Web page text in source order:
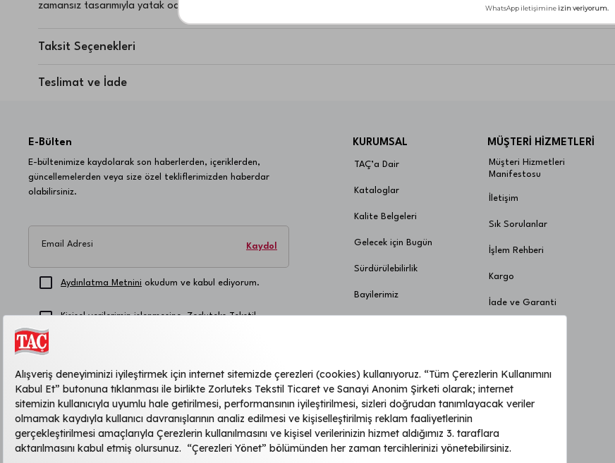
zamansız tasarımıyla yatak odasındahuzurlu bir atmosfer yaratır. Sürdürülebilir bambu nevresim takımı arayanlar için
ifadesidir. Her detayında doğanın dinginliğini taşıyan bu takım, modern yaşamın içinde
Malzeme:
Yıkama & Bakım Bilgileri:
Kuru temizleme yapılamaz
Sererek kurutma yapılabilir
Taksit Seçenekleri
Teslimat ve İade
E-Bülten
E-bültenimize kaydolarak son haberlerden, içeriklerden,
güncellemelerden veya size özel tekliflerimizden haberdar
olabilirsiniz.
Email Adresi Kaydol
Aydınlatma Metnini okudum ve kabul ediyorum.
Kişisel verilerimin işlenmesine, Zorluteks Tekstil
kullanılmasına, saklanmasına ve yurtdışı ve/veya
yurtiçi hizmet sağlayıcı üçüncü kişilerle paylaşılmasına
açık rıza veriyorum .
KURUMSAL
TAÇ’a Dair
Kataloglar
Kalite Belgeleri
Gelecek için Bugün
Sürdürülebilirlik
Bayilerimiz
MÜŞTERİ HİZMETLERİ
Müşteri Hizmetleri
Manifestosu
İletişim
Sık Sorulanlar
İşlem Rehberi
Kargo
İade ve Garanti
Uygulamaya özel fırsatları kaçırmayın